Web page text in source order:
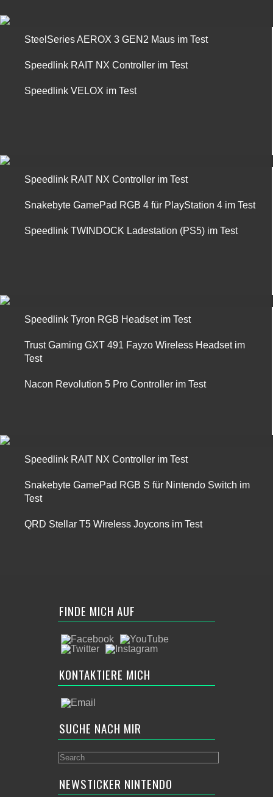
SteelSeries AEROX 3 GEN2 Maus im Test
Speedlink RAIT NX Controller im Test
Speedlink VELOX im Test
Speedlink RAIT NX Controller im Test
Snakebyte GamePad RGB 4 für PlayStation 4 im Test
Speedlink TWINDOCK Ladestation (PS5) im Test
Speedlink Tyron RGB Headset im Test
Trust Gaming GXT 491 Fayzo Wireless Headset im
Test
Nacon Revolution 5 Pro Controller im Test
Speedlink RAIT NX Controller im Test
Snakebyte GamePad RGB S für Nintendo Switch im
Test
QRD Stellar T5 Wireless Joycons im Test
FINDE MICH AUF
KONTAKTIERE MICH
SUCHE NACH MIR
NEWSTICKER NINTENDO